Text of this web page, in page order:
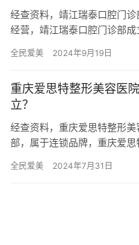
经查资料，靖江瑞泰口腔门
经营，靖江瑞泰口腔门诊部
全民爱美 2024年9月19日
重庆爱思特整形美容医
立？
经查资料，重庆爱思特整形
部，属于连锁品牌，重庆爱
成…
全民爱美 2024年7月31日